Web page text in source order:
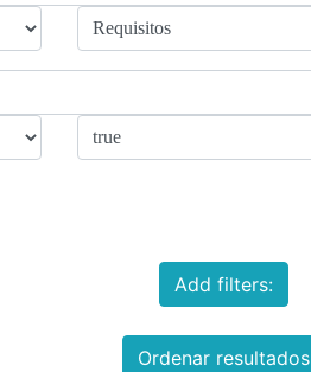
Add filters:
Ordenar resultados